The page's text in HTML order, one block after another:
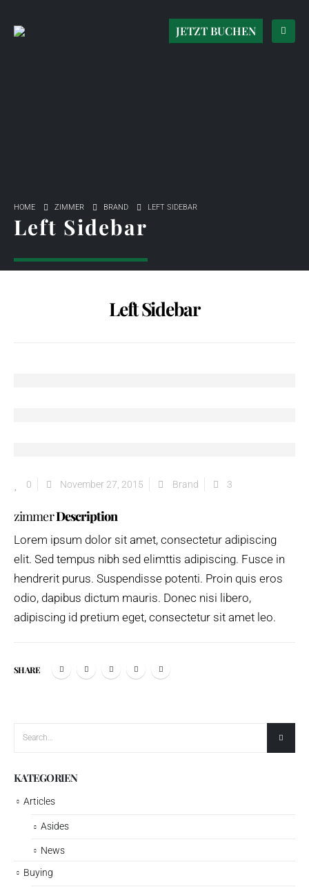
JETZT BUCHEN
HOME ZIMMER BRAND LEFT SIDEBAR
Left Sidebar
Left Sidebar
0 November 27, 2015 Brand 3
zimmerDescription
Lorem ipsum dolor sit amet, consectetur adipiscing
elit. Sed tempus nibh sed elimttis adipiscing. Fusce in
hendrerit purus. Suspendisse potenti. Proin quis eros
odio, dapibus dictum mauris. Donec nisi libero,
adipiscing id pretium eget, consectetur sit amet leo.
SHARE
KATEGORIEN
Articles
Asides
News
Buying
werden
benötigt,
Website